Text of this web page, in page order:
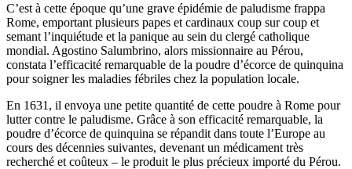
C’est à cette époque qu’une grave épidémie de paludisme frappa
Rome, emportant plusieurs papes et cardinaux coup sur coup et
semant l’inquiétude et la panique au sein du clergé catholique
mondial. Agostino Salumbrino, alors missionnaire au Pérou,
constata l’efficacité remarquable de la poudre d’écorce de quinquina
pour soigner les maladies fébriles chez la population locale.
En 1631, il envoya une petite quantité de cette poudre à Rome pour
lutter contre le paludisme. Grâce à son efficacité remarquable, la
poudre d’écorce de quinquina se répandit dans toute l’Europe au
cours des décennies suivantes, devenant un médicament très
recherché et coûteux – le produit le plus précieux importé du Pérou.